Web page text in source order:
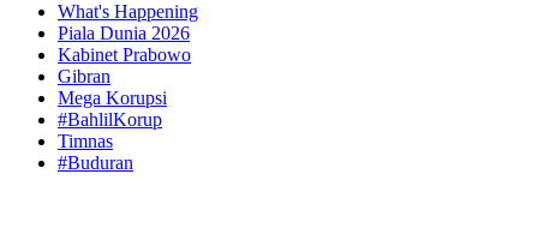
What's Happening
Piala Dunia 2026
Kabinet Prabowo
Gibran
Mega Korupsi
#BahlilKorup
Timnas
#Buduran